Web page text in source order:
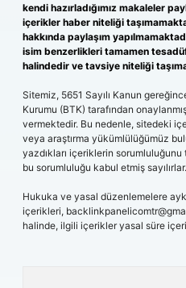
kendi hazırladığımız makaleler
içerikler haber niteliği
hakkında paylaşım
isim benzerlikleri tamamen
halindedir ve tavsiye niteliği
Sitemiz, 5651 Sayılı Kanun
Kurumu (BTK) tarafından
vermektedir. Bu nedenle, sitedeki
veya araştırma yükümlülüğümüz
yazdıkları içeriklerin
bu sorumluluğu kabul etmiş sayılırlar.
Hukuka ve yasal düzenlemelere
içerikleri,
halinde, ilgili içerikler yasal süre